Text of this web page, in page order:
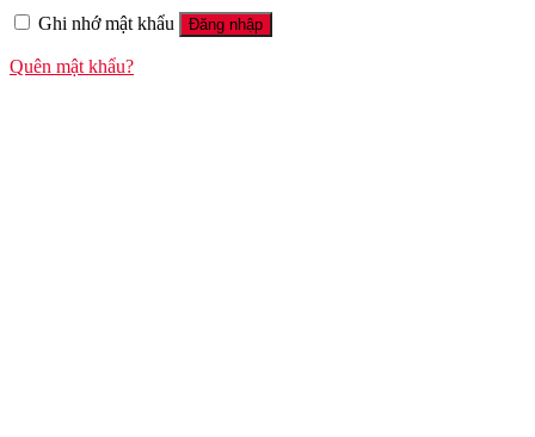
Ghi nhớ mật khẩu Đăng nhập
Quên mật khẩu?